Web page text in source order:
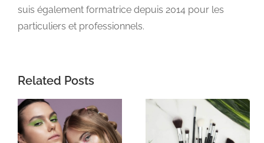
suis également formatrice depuis 2014 pour les
particuliers et professionnels.
Related Posts